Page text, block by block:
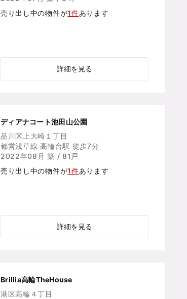
売り出し中の物件が1件あります
詳細を見る
ディアナコート池田山公園
品川区上大崎１丁目
都営浅草線 高輪台駅 徒歩7分
2022年08月 築 / 81戸
売り出し中の物件が1件あります
詳細を見る
Brillia高輪TheHouse
港区高輪４丁目